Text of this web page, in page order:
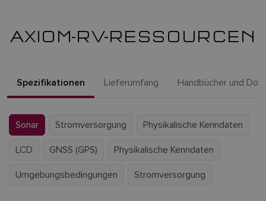
AXIOM-RV-RESSOURCEN
Spezifikationen Lieferumfang Handbücher und
Sonar Stromversorgung Physikalische Kenndaten
LCD GNSS (GPS) Physikalische Kenndaten
Umgebungsbedingungen Stromversorgung